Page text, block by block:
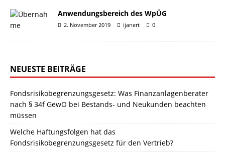
Anwendungsbereich des WpÜG
2. November 2019 ijanert 0
NEUESTE BEITRÄGE
Fondsrisikobegrenzungsgesetz: Was Finanzanlagenberater
nach § 34f GewO bei Bestands- und Neukunden beachten
müssen
Welche Haftungsfolgen hat das
Fondsrisikobegrenzungsgesetz für den Vertrieb?